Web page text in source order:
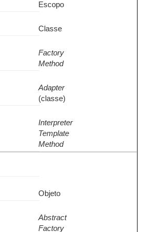
Escopo
Classe
Factory
Method
Adapter
(classe)
Interpreter
Template
Method
Objeto
Abstract
Factory